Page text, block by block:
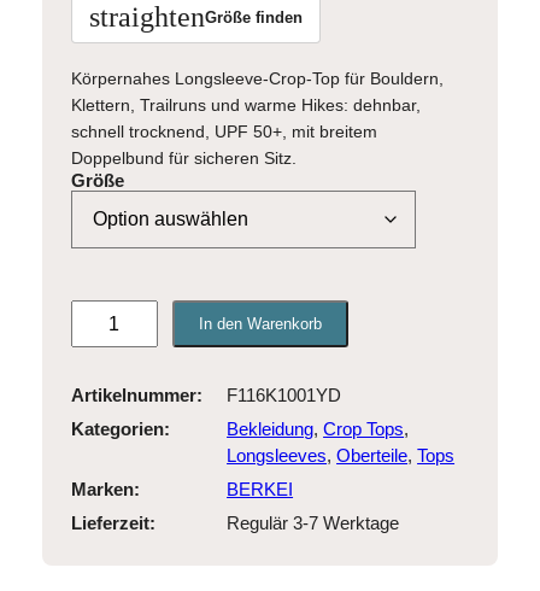
straightenGröße finden
Körpernahes Longsleeve-Crop-Top für Bouldern,
Klettern, Trailruns und warme Hikes: dehnbar,
schnell trocknend, UPF 50+, mit breitem
Doppelbund für sicheren Sitz.
Größe
K
E
e
c
In den Warenkorb
Artikelnummer:
F116K1001YD
Kategorien:
Bekleidung, Crop Tops
Longsleeves, Oberteile, Tops
Marken:
BERKEI
Regulär 3-7 Werktage